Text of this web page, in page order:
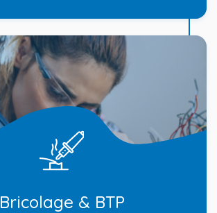
Bricolage & BTP